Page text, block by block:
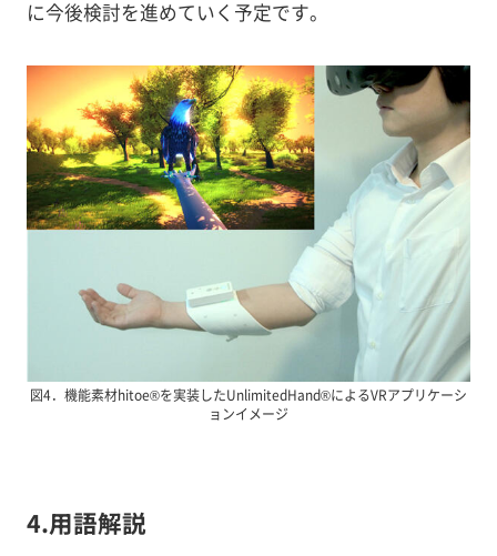
に今後検討を進めていく予定です。
図4．機能素材hitoe®を実装したUnlimitedHand®によるVRアプリケーシ
ョンイメージ
4.用語解説